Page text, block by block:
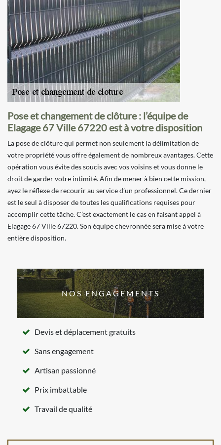
Pose et changement de clôture : l’équipe de
Elagage 67 Ville 67220 est à votre disposition
La pose de clôture qui permet non seulement la délimitation de
votre propriété vous offre également de nombreux avantages. Cette
opération vous évite des soucis avec vos voisins et vous donne le
droit de garder votre intimité. Afin de mener à bien cette mission,
ayez le réflexe de recourir au service d’un professionnel. Ce dernier
est le seul à disposer de toutes les qualifications requises pour
accomplir cette tâche. C’est exactement le cas en faisant appel à
Elagage 67 Ville 67220. Son équipe chevronnée sera mise à votre
entière disposition.
NOS ENGAGEMENTS
Devis et déplacement gratuits
Sans engagement
Artisan passionné
Prix imbattable
Travail de qualité